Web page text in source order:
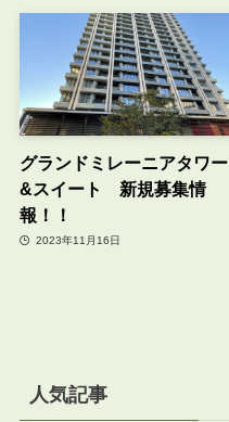
グランドミレーニアタワー
&スイート 新規募集情
報！！
2023年11月16日
人気記事